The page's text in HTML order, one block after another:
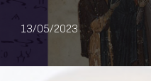
13/05/2023